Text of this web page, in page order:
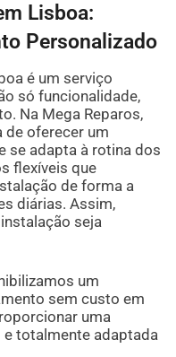
Lisboa:
Personalizado
é um serviço
só funcionalidade,
Na Mega Reparos,
oferecer um
se adapta à rotina dos
flexíveis que
de forma a
diárias. Assim,
seja
um
sem custo em
uma
totalmente adaptada